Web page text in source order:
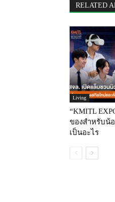
RELATED
Living
“KMITL
ของสำหรับน้
เป็นอะไร